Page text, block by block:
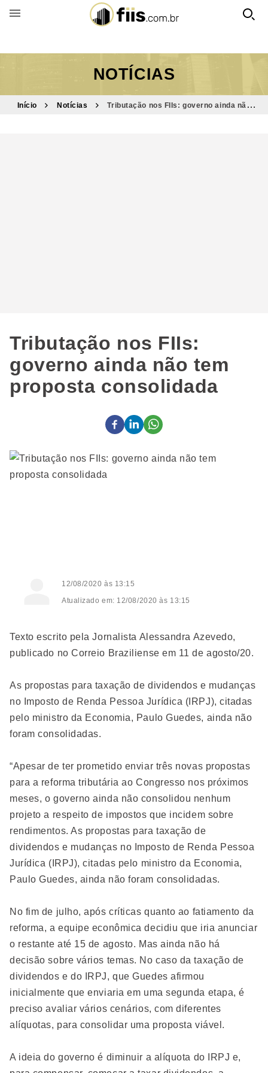
BUSCAR POR FUNDO
NOTÍCIAS
Início Notícias
Tributação nos FIIs: governo ainda não
Tributação nos FIIs:
governo ainda não tem
proposta consolidada
12/08/2020 às 13:15
Atualizado em: 12/08/2020 às 13:15
Texto escrito pela Jornalista Alessandra Azevedo,
publicado no Correio Braziliense em 11 de agosto/20.
As propostas para taxação de dividendos e mudanças
no Imposto de Renda Pessoa Jurídica (IRPJ), citadas
pelo ministro da Economia, Paulo Guedes, ainda não
foram consolidadas.
“Apesar de ter prometido enviar três novas propostas
para a reforma tributária ao Congresso nos próximos
meses, o governo ainda não consolidou nenhum
projeto a respeito de impostos que incidem sobre
rendimentos. As propostas para taxação de
dividendos e mudanças no Imposto de Renda Pessoa
Jurídica (IRPJ), citadas pelo ministro da Economia,
Paulo Guedes, ainda não foram consolidadas.
No fim de julho, após críticas quanto ao fatiamento da
reforma, a equipe econômica decidiu que iria anunciar
o restante até 15 de agosto. Mas ainda não há
decisão sobre vários temas. No caso da taxação de
dividendos e do IRPJ, que Guedes afirmou
inicialmente que enviaria em uma segunda etapa, é
preciso avaliar vários cenários, com diferentes
alíquotas, para consolidar uma proposta viável.
A ideia do governo é diminuir a alíquota do IRPJ e,